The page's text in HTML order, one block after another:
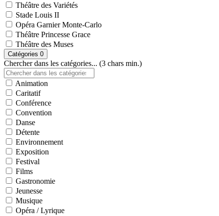
Théâtre des Variétés
Stade Louis II
Opéra Garnier Monte-Carlo
Théâtre Princesse Grace
Théâtre des Muses
Catégories 0
Chercher dans les catégories... (3 chars min.)
Animation
Caritatif
Conférence
Convention
Danse
Détente
Environnement
Exposition
Festival
Films
Gastronomie
Jeunesse
Musique
Opéra / Lyrique